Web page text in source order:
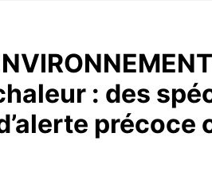
: des
précoce